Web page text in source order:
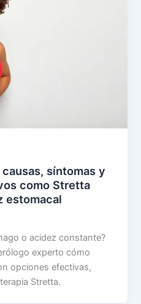
síntomas y
como Stretta
estomacal
o acidez constante?
experto cómo
opciones efectivas,
Stretta.